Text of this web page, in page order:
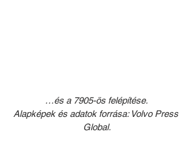
…és a 7905-ös felépítése.
Alapképek és adatok forrása: Volvo Press
Global.